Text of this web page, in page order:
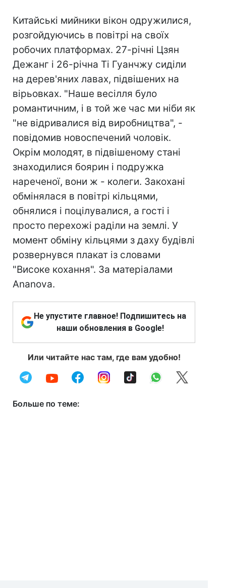
Китайські мийники вікон одружилися,
розгойдуючись в повітрі на своїх
робочих платформах. 27-річні Цзян
Дежанг і 26-річна Ті Гуанчжу сиділи
на дерев'яних лавах, підвішених на
вірьовках. "Наше весілля було
романтичним, і в той же час ми ніби як
"не відривалися від виробництва", -
повідомив новоспечений чоловік.
Окрім молодят, в підвішеному стані
знаходилися боярин і подружка
нареченої, вони ж - колеги. Закохані
обмінялася в повітрі кільцями,
обнялися і поцілувалися, а гості і
просто перехожі раділи на землі. У
момент обміну кільцями з даху будівлі
розвернувся плакат із словами
"Високе кохання". За матеріалами
Ananova.
Не упустите главное! Подпишитесь на
наши обновления в Google!
Или читайте нас там, где вам удобно!
Больше по теме: